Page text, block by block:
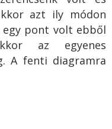
azt ily módon
egy pont volt ebből
az egyenes
A fenti diagramra